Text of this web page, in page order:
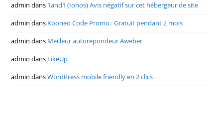
admin dans 1and1 (Ionos) Avis négatif sur cet hébergeur de site
admin dans Kooneo Code Promo : Gratuit pendant 2 mois
admin dans Meilleur autorepondeur Aweber
admin dans LikeUp
admin dansWordPress mobile friendly en 2 clics